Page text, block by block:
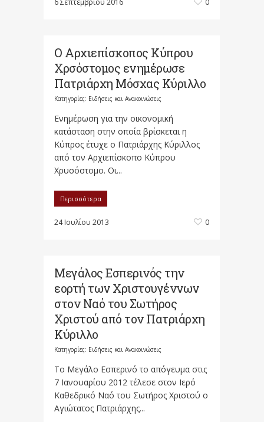
Ο Αρχιεπίσκοπος Κύπρου
Χρσόστομος ενημέρωσε
Πατριάρχη Μόσχας Κύριλλο
Κατηγορίες: Ειδήσεις και Ανακοινώσεις
Ενημέρωση για την οικονομική
κατάσταση στην οποία βρίσκεται η
Κύπρος έτυχε ο Πατριάρχης Κύριλλος
από τον Αρχιεπίσκοπο Κύπρου
Χρυσόστομο. Οι...
Περισσότερα
24 Ιουλίου 2013 0
Μεγάλος Εσπερινός την
εορτή των Χριστουγέννων
στον Ναό του Σωτήρος
Χριστού από τον Πατριάρχη
Κύριλλο
Κατηγορίες: Ειδήσεις και Ανακοινώσεις
Το Μεγάλο Εσπερινό το απόγευμα στις
7 Ιανουαρίου 2012 τέλεσε στον Ιερό
Καθεδρικό Ναό του Σωτήρος Χριστού ο
Αγιώτατος Πατριάρχης...